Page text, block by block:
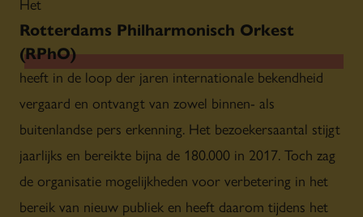
Rotterdams Philharmonisch Orkest
(RPhO)
heeft in de loop der jaren internationale bekendheid
vergaard en ontvangt van zowel binnen- als
buitenlandse pers erkenning. Het bezoekersaantal stijgt
jaarlijks en bereikte bijna de 180.000 in 2017. Toch zag
de organisatie mogelijkheden voor verbetering in het
bereik van nieuw publiek en heeft daarom tijdens het